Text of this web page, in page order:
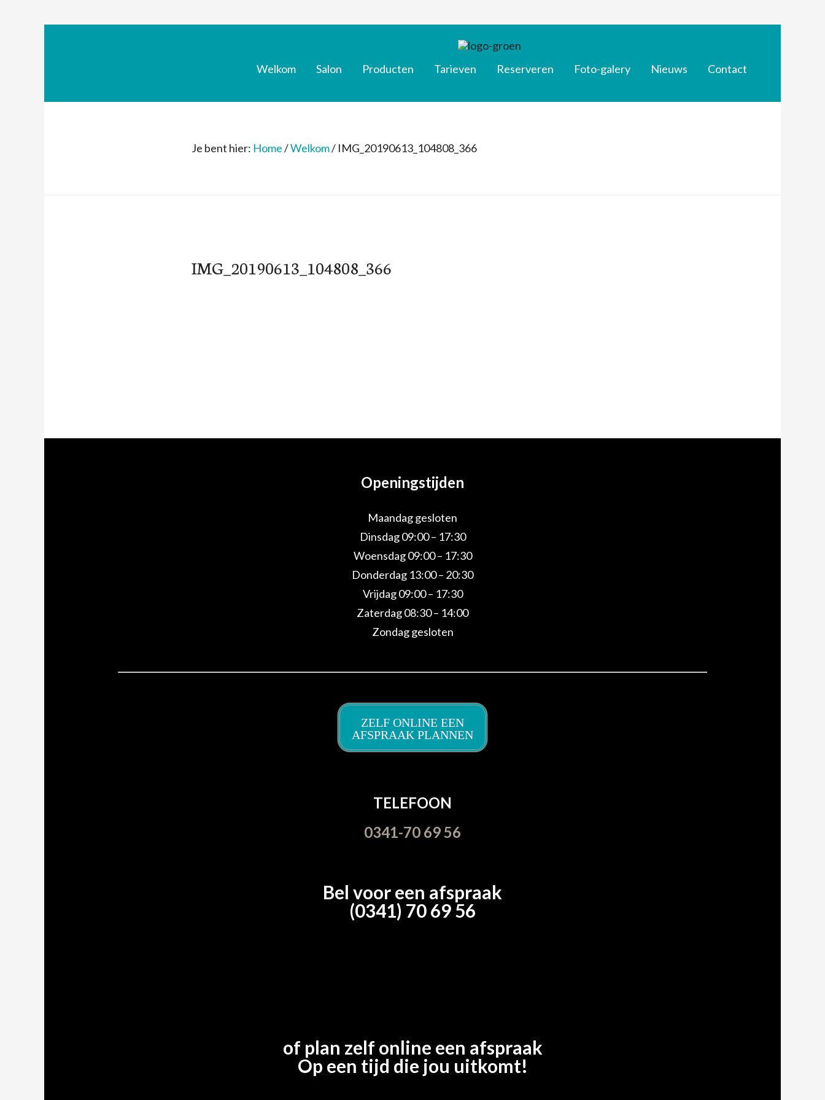
Welkom Salon Producten Tarieven Reserveren Foto-galery Nieuws Contact
Je bent hier: Home/Welkom/ IMG_20190613_104808_366
IMG_20190613_104808_366
Openingstijden
Maandag gesloten
Dinsdag 09:00 – 17:30
Woensdag 09:00 – 17:30
Donderdag 13:00 – 20:30
Vrijdag 09:00 – 17:30
Zaterdag 08:30 – 14:00
Zondag gesloten
ZELF ONLINE EEN
AFSPRAAK PLANNEN
TELEFOON
0341-70 69 56
Bel voor een afspraak
(0341) 70 69 56
of plan zelf online een afspraak
Op een tijd die jou uitkomt!